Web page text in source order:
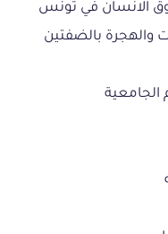
الانسان في تونس
والهجرة بالضفتين
الجامعية